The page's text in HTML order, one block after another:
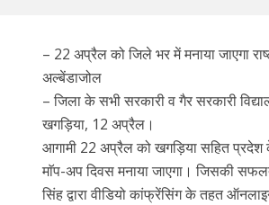
– 22 अप्रैल को जिले भर में मनाया जाएगा
अल्बेंडाजोल
– जिला के सभी सरकारी व गैर सरकारी
खगड़िया, 12 अप्रैल।
आगामी 22 अप्रैल को खगड़िया सहित प्रदेश
माॅप-अप दिवस मनाया जाएगा। जिसकी
सिंह द्वारा वीडियो कांफ्रेंसिंग के तहत